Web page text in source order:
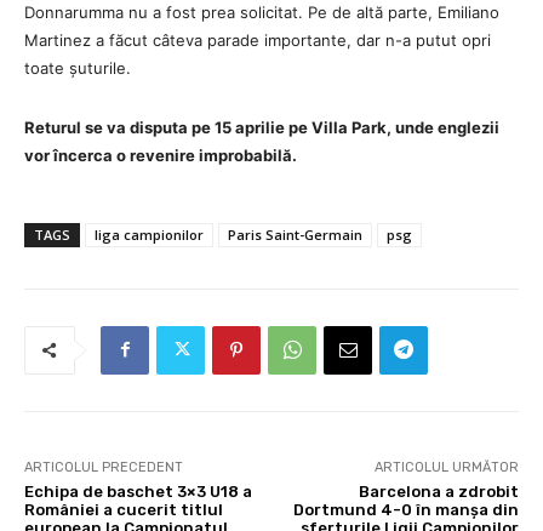
Donnarumma nu a fost prea solicitat. Pe de altă parte, Emiliano
Martinez a făcut câteva parade importante, dar n-a putut opri
toate șuturile.
Returul se va disputa pe 15 aprilie pe Villa Park, unde englezii
vor încerca o revenire improbabilă.
TAGS liga campionilor Paris Saint-Germain psg
ARTICOLUL PRECEDENT
Echipa de baschet 3×3 U18 a
României a cucerit titlul
ARTICOLUL URMĂTOR
Barcelona a zdrobit
Dortmund 4-0 în manșa din